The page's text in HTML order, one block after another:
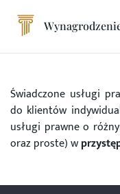
Świadczone usługi
do klientów
usługi prawne o
oraz proste) w